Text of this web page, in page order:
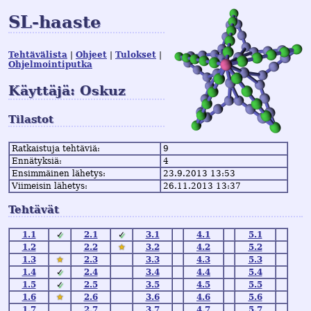
SL-haaste
Tehtävälista Ohjeet
Tulokset
Ohjelmointiputka
Käyttäjä: Oskuz
Tilastot
Ratkaistuja tehtäviä:
9
Ennätyksiä:
4
Ensimmäinen lähetys:
23.9.2013 13:53
Viimeisin lähetys:
26.11.2013 13:37
Tehtävät
1.1 ✓ 2.1 ✓ 3.1 4.1
5.1
1.2
2.2 ★ 3.2 4.2
5.2
1.3
★ 2.3 3.3 4.3
5.3
1.4
✓ 2.4 3.4 4.4
5.4
1.5
✓ 2.5 3.5 4.5
5.5
1.6
★ 2.6 3.6 4.6
5.6